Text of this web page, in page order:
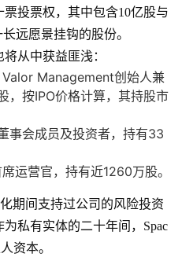
投票权，其中包含10亿股与
远愿景挂钩的股份。
从中获益匪浅：
Valor Management创始人兼
，按IPO价格计算，其持股市
事会成员及投资者，持有33
运营官，持有近1260万股。
期间支持过公司的风险投资
私有实体的二十年间，Spac
资本。